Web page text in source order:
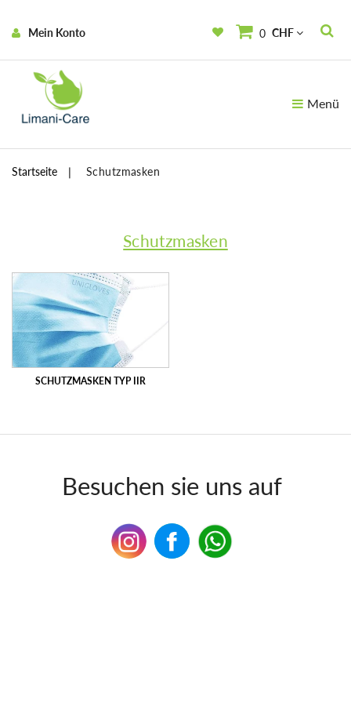
Mein Konto 0 CHF
Menü
Startseite Schutzmasken
Schutzmasken
SCHUTZMASKEN TYP IIR
Besuchen sie uns auf